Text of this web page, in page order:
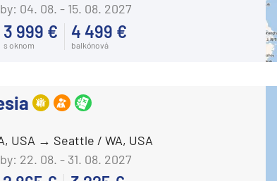
Celebrity Millennium
Celebrity Reflection®
Celebrity Silhouette®
04. 08. - 15. 08. 2027
3 999 €
s oknom
4 499 €
balkónová
USA
Seattle / WA, USA
22. 08. - 31. 08. 2027